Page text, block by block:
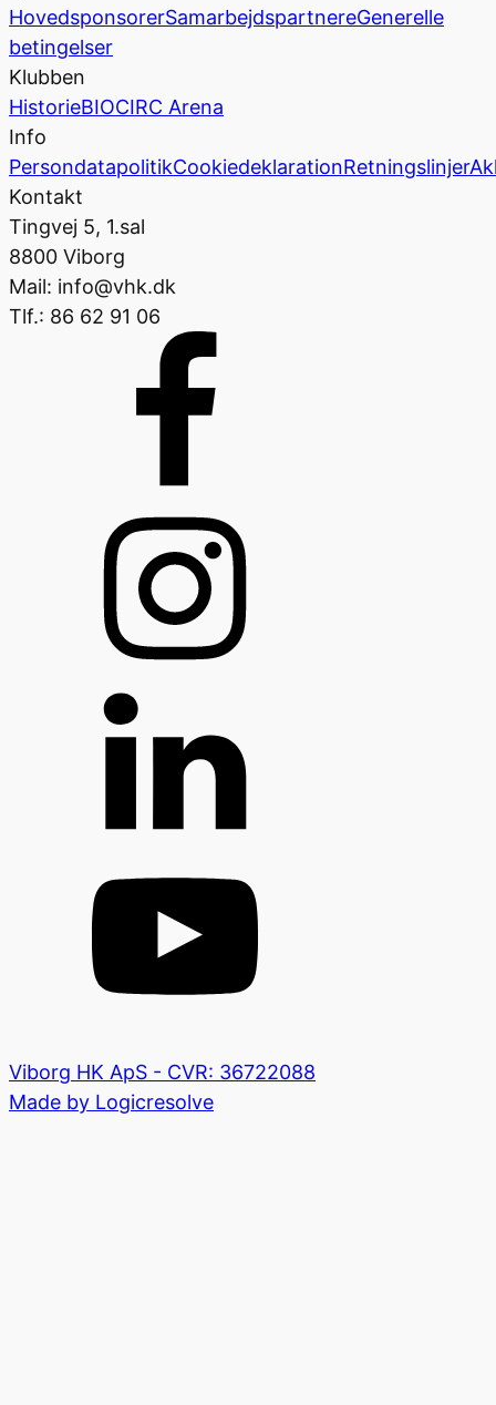
HovedsponsorerSamarbejdspartnereGenerelle
betingelser
Klubben
HistorieBIOCIRC Arena
Info
PersondatapolitikCookiedeklarationRetningslinjer
Kontakt
Tingvej 5, 1.sal
8800 Viborg
Mail: info@vhk.dk
Tlf.: 86 62 91 06
Viborg HK ApS - CVR: 36722088
Made by Logicresolve